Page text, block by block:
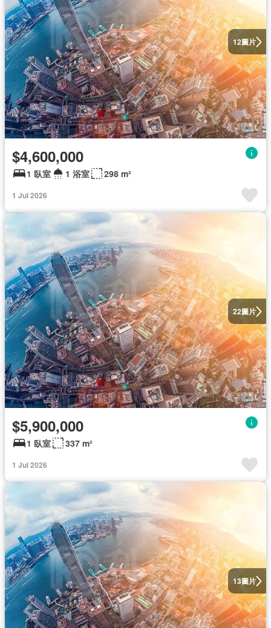
12圖片
$4,600,000
1 臥室 1 浴室 298 m²
1 Jul 2026
22圖片
$5,900,000
1 臥室 337 m²
1 Jul 2026
13圖片